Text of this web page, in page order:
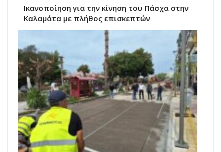
Ικανοποίηση για την κίνηση του Πάσχα στην
Καλαμάτα με πλήθος επισκεπτών